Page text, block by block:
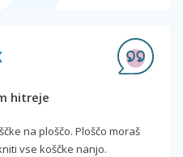
hitreje
na ploščo. Ploščo moraš
vse koščke nanjo.